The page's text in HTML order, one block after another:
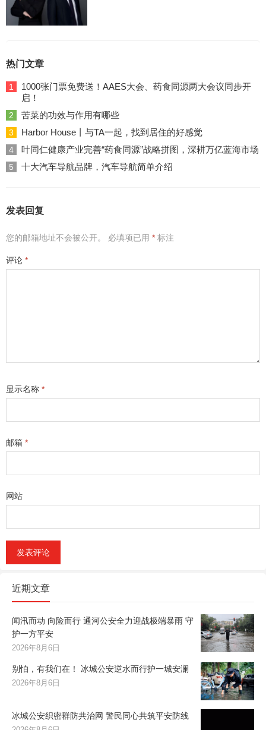
热门文章
1
1000张门票免费送！AAES大会、药食同源两大会议同步开
启！
2 苦菜的功效与作用有哪些
3 Harbor House丨与TA一起，找到居住的好感觉
4 叶同仁健康产业完善“药食同源”战略拼图，深耕万亿蓝海市场
5 十大汽车导航品牌，汽车导航简单介绍
发表回复
您的邮箱地址不会被公开。 必填项已用 * 标注
评论 *
显示名称 *
邮箱 *
网站
近期文章
闻汛而动 向险而行 通河公安全力迎战极端暴雨 守
护一方平安
2026年8月6日
别怕，有我们在！ 冰城公安逆水而行护一城安澜
2026年8月6日
冰城公安织密群防共治网 警民同心共筑平安防线